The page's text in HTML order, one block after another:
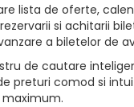
lista de oferte,
si achitarii
a biletelor de
de cautare
preturi comod si